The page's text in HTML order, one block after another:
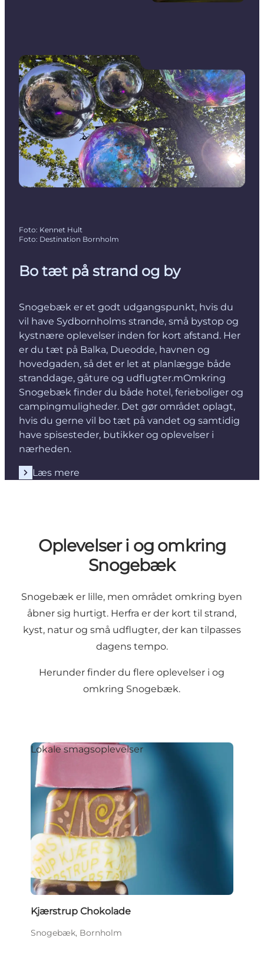
Foto: Kennet Hult
Foto: Destination Bornholm
Bo tæt på strand og by
Snogebæk er et godt udgangspunkt, hvis du
vil have Sydbornholms strande, små bystop og
kystnære oplevelser inden for kort afstand. Her
er du tæt på Balka, Dueodde, havnen og
hovedgaden, så det er let at planlægge både
stranddage, gåture og udflugter.mOmkring
Snogebæk finder du både hotel, ferieboliger og
campingmuligheder. Det gør området oplagt,
hvis du gerne vil bo tæt på vandet og samtidig
have spisesteder, butikker og oplevelser i
nærheden.
Læs mere
Oplevelser i og omkring
Snogebæk
Snogebæk er lille, men området omkring byen
åbner sig hurtigt. Herfra er der kort til strand,
kyst, natur og små udflugter, der kan tilpasses
dagens tempo.
Herunder finder du flere oplevelser i og
omkring Snogebæk.
Lokale smagsoplevelser
Kjærstrup Chokolade
Snogebæk, Bornholm